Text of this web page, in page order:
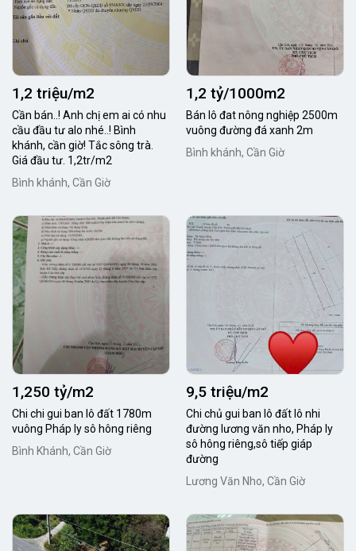
1,2 triệu/m2
Cần bán..! Anh chị em ai có nhu
cầu đầu tư alo nhé..! Bình
khánh, cần giờ! Tắc sông trà.
Giá đầu tư. 1,2tr/m2
Bình khánh, Cần Giờ
1,2 tỷ/1000m2
Bán lô đat nông nghiệp 2500m
vuông đường đá xanh 2m
Bình khánh, Cần Giờ
1,250 tỷ/m2
Chi chi gui ban lô đất 1780m
vuông Pháp ly sô hông riêng
Bình Khánh, Cần Giờ
9,5 triệu/m2
Chi chủ gui ban lô đất lô nhi
đường lương văn nho, Pháp ly
sô hông riêng,sô tiếp giáp
đường
Lương Văn Nho, Cần Giờ